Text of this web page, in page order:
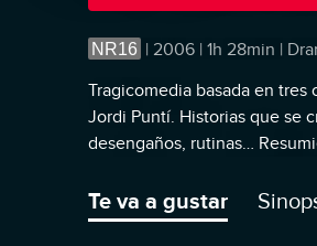
NR16 | 2006 | 1h 28min |
Tragicomedia basada en
Jordi Puntí. Historias que se
desengaños, rutinas…
Te va a gustar